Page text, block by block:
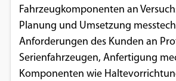
Fahrzeugkomponenten an
Planung und Umsetzung
Anforderungen des Kunden an
Serienfahrzeugen, Anfertigung
Komponenten wie